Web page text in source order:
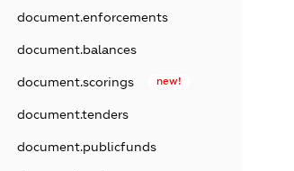
document.enforcements
document.balances
document.scorings new!
document.tenders
document.publicfunds